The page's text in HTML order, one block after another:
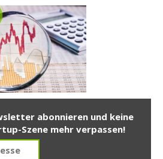
abonnieren und keine
Szene mehr verpassen!